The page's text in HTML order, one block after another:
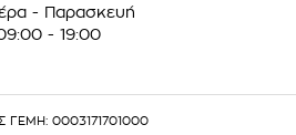
- Παρασκευή
- 19:00
ΓΕΜΗ: 0003171701000